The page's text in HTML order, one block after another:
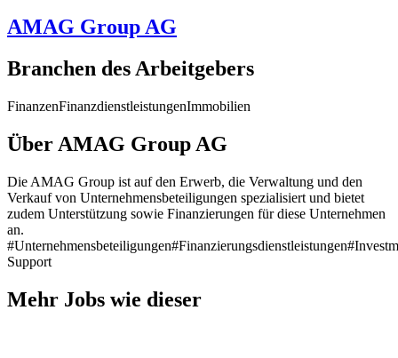
AMAG Group AG
Branchen des Arbeitgebers
FinanzenFinanzdienstleistungenImmobilien
Über AMAG Group AG
Die AMAG Group ist auf den Erwerb, die Verwaltung und den
Verkauf von Unternehmensbeteiligungen spezialisiert und bietet
zudem Unterstützung sowie Finanzierungen für diese Unternehmen
an.
#Unternehmensbeteiligungen#Finanzierungsdienstleistungen
Support
Mehr Jobs wie dieser